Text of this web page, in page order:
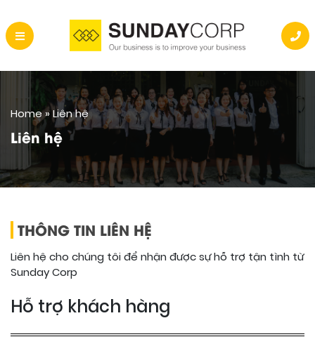
Home» Liên hệ
Liên hệ
THÔNG TIN LIÊN HỆ
Liên hệ cho chúng tôi để nhận được sự hỗ trợ tận tình từ
Sunday Corp
Hỗ trợ khách hàng